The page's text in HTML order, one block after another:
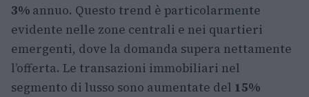
3% annuo. Questo trend è particolarmente
evidente nelle zone centrali e nei quartieri
emergenti, dove la domanda supera nettamente
l’offerta. Le transazioni immobiliari nel
segmento di lusso sono aumentate del 15%